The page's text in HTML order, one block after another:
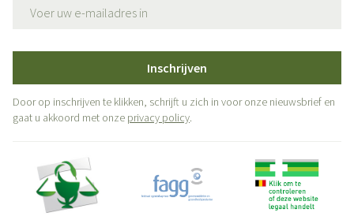
Inschrijven
Door op inschrijven te klikken, schrijft u zich in voor onze nieuwsbrief en
gaat u akkoord met onze privacy policy.